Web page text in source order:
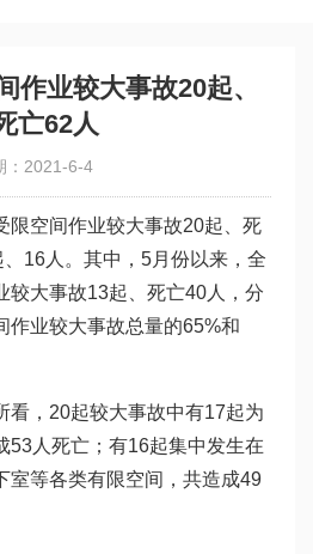
作业较大事故20起、
亡62人
：2021-6-4
限空间作业较大事故20起、死
16人。其中，5月份以来，全
较大事故13起、死亡40人，分
作业较大事故总量的65%和
看，20起较大事故中有17起为
53人死亡；有16起集中发生在
室等各类有限空间，共造成49